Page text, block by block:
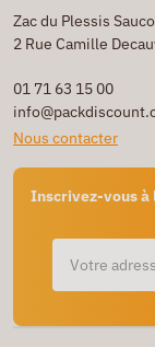
Zac du Plessis
2 Rue Camille
01 71 63 15 00
Nous contacter
Inscrivez-vous à